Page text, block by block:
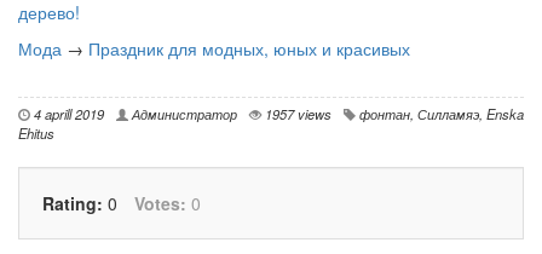
дерево!
Мода → Праздник для модных, юных и красивых
4 aprill 2019 Администратор 1957 views фонтан, Силламяэ, Enska
Ehitus
Rating: 0 Votes: 0